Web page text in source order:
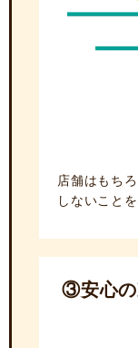
店舗はもち
しないこと
③安心の